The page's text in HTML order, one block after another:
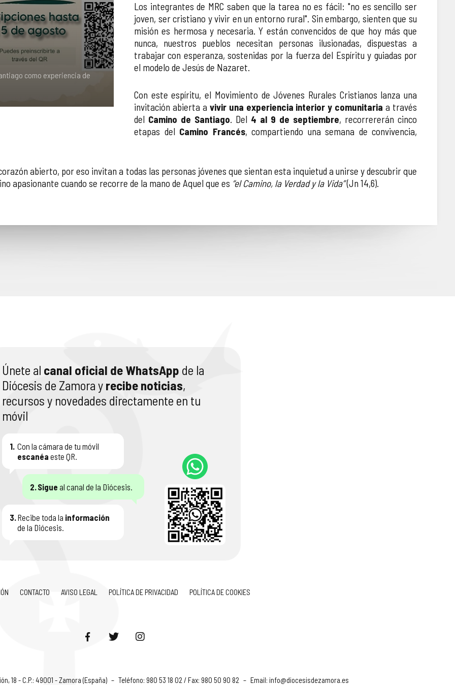
como experiencia de
Los integrantes de MRC saben que la tarea no es fácil: "no es sencillo ser
joven, ser cristiano y vivir en un entorno rural". Sin embargo, sienten que su
misión es hermosa y necesaria. Y están convencidos de que hoy más que
nunca, nuestros pueblos necesitan personas ilusionadas, dispuestas a
trabajar con esperanza, sostenidas por la fuerza del Espíritu y guiadas por
el modelo de Jesús de Nazaret.
Con este espíritu, el Movimiento de Jóvenes Rurales Cristianos lanza una
invitación abierta a vivir una experiencia interior y comunitaria a través
del Camino de Santiago. Del 4 al 9 de septiembre, recorrererán cinco
etapas del Camino Francés, compartiendo una semana de convivencia,
abierto, por eso invitan a todas las personas jóvenes que sientan esta inquietud a unirse y descubrir que
apasionante cuando se recorre de la mano de Aquel que es “el Camino, la Verdad y la Vida”(Jn 14,6).
Únete al canal oficial de WhatsApp de la
Diócesis de Zamora y recibe noticias,
recursos y novedades directamente en tu
móvil
1. Con la cámara de tu móvil
escanéa este QR.
2.Sigue al canal de la Diócesis.
3.Recibe toda la información
de la Diócesis.
CONTACTO AVISO LEGAL POLÍTICA DE PRIVACIDAD POLÍTICA DE COOKIES
18 - C.P.: 49001 - Zamora (España) – Teléfono: 980 53 18 02 / Fax: 980 50 90 82 – Email: info@diocesisdezamora.es